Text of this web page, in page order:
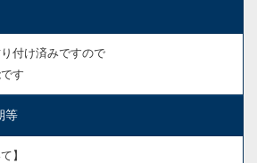
付け済みですので
す
等
】